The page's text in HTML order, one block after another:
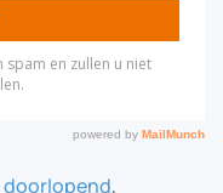
doorlopend,